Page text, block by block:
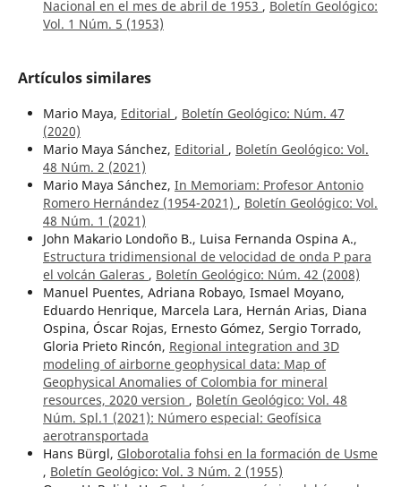
Nacional en el mes de abril de 1953 , Boletín Geológico:
Vol. 1 Núm. 5 (1953)
Artículos similares
Mario Maya, Editorial , Boletín Geológico: Núm. 47
(2020)
Mario Maya Sánchez, Editorial , Boletín Geológico: Vol.
48 Núm. 2 (2021)
Mario Maya Sánchez, In Memoriam: Profesor Antonio
Romero Hernández (1954-2021) , Boletín Geológico: Vol.
48 Núm. 1 (2021)
John Makario Londoño B., Luisa Fernanda Ospina A.,
Estructura tridimensional de velocidad de onda P para
el volcán Galeras , Boletín Geológico: Núm. 42 (2008)
Manuel Puentes, Adriana Robayo, Ismael Moyano,
Eduardo Henrique, Marcela Lara, Hernán Arias, Diana
Ospina, Óscar Rojas, Ernesto Gómez, Sergio Torrado,
Gloria Prieto Rincón, Regional integration and 3D
modeling of airborne geophysical data: Map of
Geophysical Anomalies of Colombia for mineral
resources, 2020 version , Boletín Geológico: Vol. 48
Núm. Spl.1 (2021): Número especial: Geofísica
aerotransportada
Hans Bürgl, Globorotalia fohsi en la formación de Usme
, Boletín Geológico: Vol. 3 Núm. 2 (1955)